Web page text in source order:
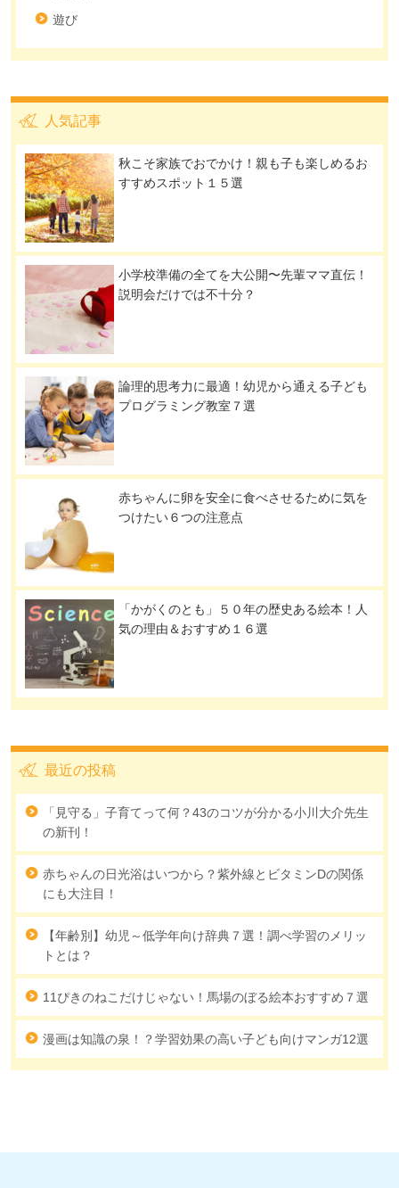
遊び
人気記事
秋こそ家族でおでかけ！親も子も楽しめるお
すすめスポット１５選
小学校準備の全てを大公開〜先輩ママ直伝！
説明会だけでは不十分？
論理的思考力に最適！幼児から通える子ども
プログラミング教室７選
赤ちゃんに卵を安全に食べさせるために気を
つけたい６つの注意点
「かがくのとも」５０年の歴史ある絵本！人
気の理由＆おすすめ１６選
最近の投稿
「見守る」子育てって何？43のコツが分かる小川大介先生
の新刊！
赤ちゃんの日光浴はいつから？紫外線とビタミンDの関係
にも大注目！
【年齢別】幼児～低学年向け辞典７選！調べ学習のメリッ
トとは？
11ぴきのねこだけじゃない！馬場のぼる絵本おすすめ７選
漫画は知識の泉！？学習効果の高い子ども向けマンガ12選